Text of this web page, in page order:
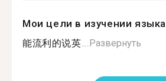
Мои цели в изучении языка
能流利的说英...Развернуть